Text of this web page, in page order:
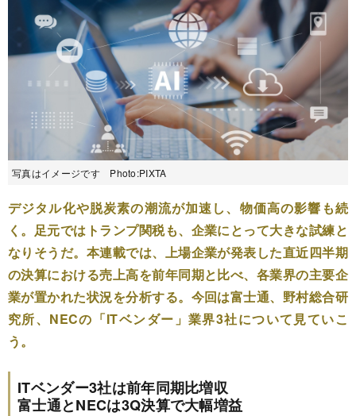
写真はイメージです Photo:PIXTA
デジタル化や脱炭素の潮流が加速し、物価高の影響も続
く。足元ではトランプ関税も、企業にとって大きな試練と
なりそうだ。本連載では、上場企業が発表した直近四半期
の決算における売上高を前年同期と比べ、各業界の主要企
業が置かれた状況を分析する。今回は富士通、野村総合研
究所、NECの「ITベンダー」業界3社について見ていこ
う。
ITベンダー3社は前年同期比増収
富士通とNECは3Q決算で大幅増益